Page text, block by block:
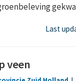
Last
veen